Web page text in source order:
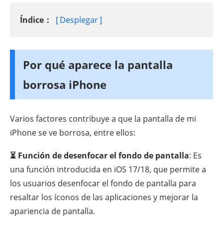
Índice： Desplegar
Por qué aparece la pantalla
borrosa iPhone
Varios factores contribuye a que la pantalla de mi
iPhone se ve borrosa, entre ellos:
⏳ Función de desenfocar el fondo de pantalla: Es
una función introducida en iOS 17/18, que permite a
los usuarios desenfocar el fondo de pantalla para
resaltar los íconos de las aplicaciones y mejorar la
apariencia de pantalla.